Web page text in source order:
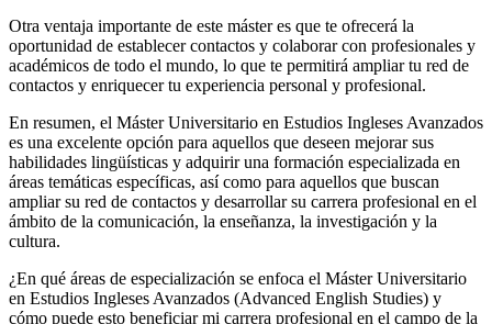
Otra ventaja importante de este máster es que te ofrecerá la
oportunidad de establecer contactos y colaborar con profesionales y
académicos de todo el mundo, lo que te permitirá ampliar tu red de
contactos y enriquecer tu experiencia personal y profesional.
En resumen, el Máster Universitario en Estudios Ingleses Avanzados
es una excelente opción para aquellos que deseen mejorar sus
habilidades lingüísticas y adquirir una formación especializada en
áreas temáticas específicas, así como para aquellos que buscan
ampliar su red de contactos y desarrollar su carrera profesional en el
ámbito de la comunicación, la enseñanza, la investigación y la
cultura.
¿En qué áreas de especialización se enfoca el Máster Universitario
en Estudios Ingleses Avanzados (Advanced English Studies) y
cómo puede esto beneficiar mi carrera profesional en el campo de la